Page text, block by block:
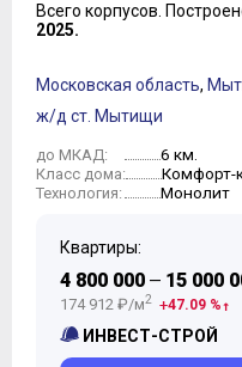
Всего корпусов.
2025.
Московская область,
ж/д ст. Мытищи
до МКАД: 6 км.
Класс дома: Комфорт-
Технология: Монолит
Квартиры:
4 800 000 — 15 000
174 912 ₽/м2 47.09 %
ИНВЕСТ-СТРОЙ